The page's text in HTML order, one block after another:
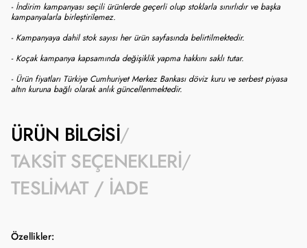
- İndirim kampanyası seçili ürünlerde geçerli olup stoklarla sınırlıdır ve başka
kampanyalarla birleştirilemez.
- Kampanyaya dahil stok sayısı her ürün sayfasında belirtilmektedir.
- Koçak kampanya kapsamında değişiklik yapma hakkını saklı tutar.
- Ürün fiyatları Türkiye Cumhuriyet Merkez Bankası döviz kuru ve serbest piyasa
altın kuruna bağlı olarak anlık güncellenmektedir.
ÜRÜN BILGISI
TAKSIT SEÇENEKLERI
TESLIMAT / İADE
Özellikler: